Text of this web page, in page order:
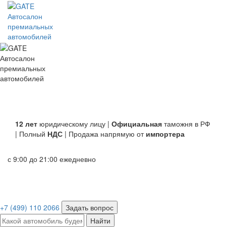
Автосалон
премиальных
автомобилей
Автосалон
премиальных
автомобилей
12 лет юридическому лицу | Официальная таможня в РФ
| Полный НДС | Продажа напрямую от импортера
с 9:00 до 21:00 ежедневно
+7 (499) 110 2066
Задать вопрос
Найти